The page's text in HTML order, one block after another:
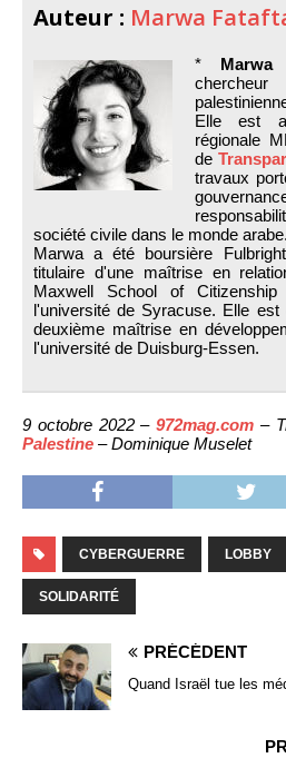
Auteur : Marwa
* Marwa
Elle est
régionale
de
travaux
société civile dans le monde
Marwa a été boursière
titulaire d'une maîtrise en
Maxwell School of
l'université de Syracuse. Elle est
deuxième maîtrise en
l'université de Duisburg-Essen.
9 octobre 2022 –972mag.com –
Palestine – Dominique Muselet
CYBERGUERRE LOBBY
SOLIDARITÉ
PRÉCÉDENT
Quand Israël tue les